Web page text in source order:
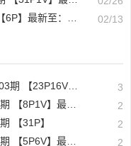
至：2025.1.23 02/13
最新至：2025.1.23 3
新至：2023.6.11 2
【31P】 2
最新至：2025.4.9 2